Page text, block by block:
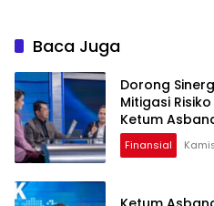
Baca Juga
Dorong
Mitigasi
Ketum
Finansial